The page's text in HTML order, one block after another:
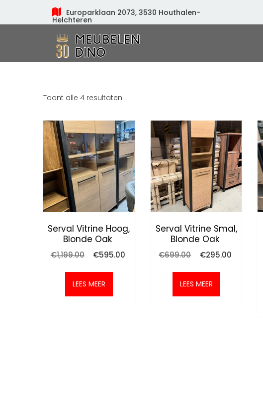
Europarklaan 2073, 3530 Houthalen-
Helchteren
Toont alle 4 resultaten
Serval Vitrine Hoog,
Blonde Oak
€1,199.00
Oorspronkelijke
was:
€1,199.00.
€595.00
Huidige
LEES MEER
Serval Vitrine Smal,
Blonde Oak
€699.00
Oorspronkelijke
was:
€699.00.
€295.00
LEES MEER